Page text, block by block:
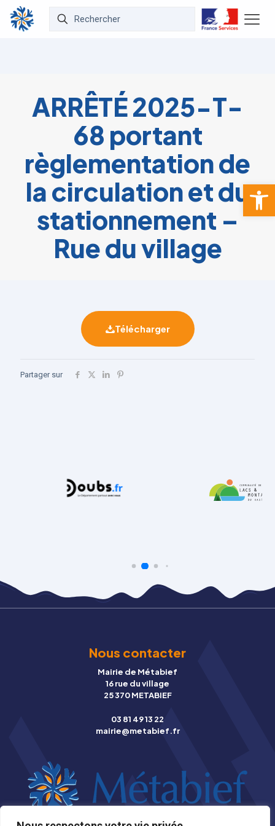
Ouvrir
ARRÊTÉ 2025-T-
68 portant
règlementation de
la circulation et du
stationnement –
Rue du village
Télécharger
Partager sur
Nous contacter
Mairie de Métabief
16 rue du village
25 370 METABIEF
03 81 49 13 22
mairie@metabief.fr